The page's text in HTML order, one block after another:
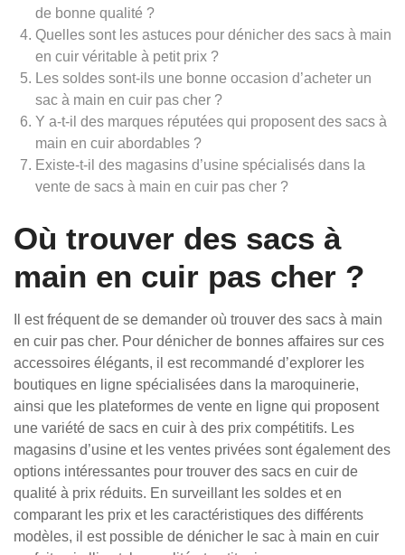
de bonne qualité ?
Quelles sont les astuces pour dénicher des sacs à main
en cuir véritable à petit prix ?
Les soldes sont-ils une bonne occasion d’acheter un
sac à main en cuir pas cher ?
Y a-t-il des marques réputées qui proposent des sacs à
main en cuir abordables ?
Existe-t-il des magasins d’usine spécialisés dans la
vente de sacs à main en cuir pas cher ?
Où trouver des sacs à
main en cuir pas cher ?
Il est fréquent de se demander où trouver des sacs à main
en cuir pas cher. Pour dénicher de bonnes affaires sur ces
accessoires élégants, il est recommandé d’explorer les
boutiques en ligne spécialisées dans la maroquinerie,
ainsi que les plateformes de vente en ligne qui proposent
une variété de sacs en cuir à des prix compétitifs. Les
magasins d’usine et les ventes privées sont également des
options intéressantes pour trouver des sacs en cuir de
qualité à prix réduits. En surveillant les soldes et en
comparant les prix et les caractéristiques des différents
modèles, il est possible de dénicher le sac à main en cuir